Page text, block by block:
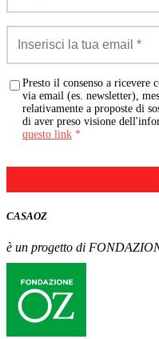
Presto il consenso a ricevere
via email (es. newsletter),
relativamente a proposte di
di aver preso visione
questo link *
CASAOZ
è un progetto di